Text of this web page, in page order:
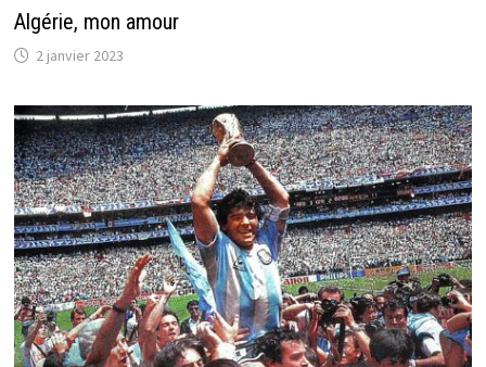
Algérie, mon amour
2 janvier 2023